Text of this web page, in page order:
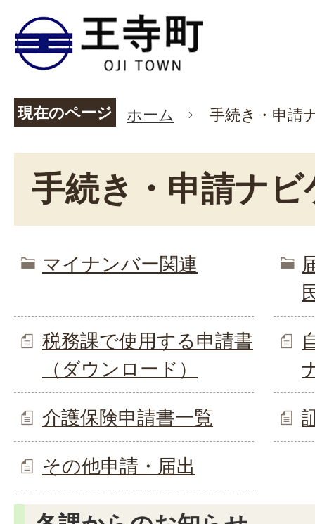
現在のページ ホーム 手続き・申請
手続き・申請ナ
マイナンバー関連
税務課で使用する申請書
（ダウンロード）
介護保険申請書一覧
その他申請・届出